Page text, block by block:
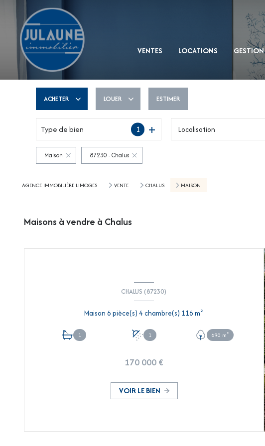
VENTES LOCATIONS GESTION
ACHETER
De l'ancien
De l'immo pro
LOUER
à l'année
ESTIMER
Type de bien 1 Localisation
Maison 87230 - Chalus
AGENCE IMMOBILIÈRE LIMOGES VENTE CHALUS MAISON
Maisons à vendre à Chalus
CHALUS (87230)
Maison 6 pièce(s) 4 chambre(s) 116 m²
1 1 690 m²
170 000 €
VOIR LE BIEN